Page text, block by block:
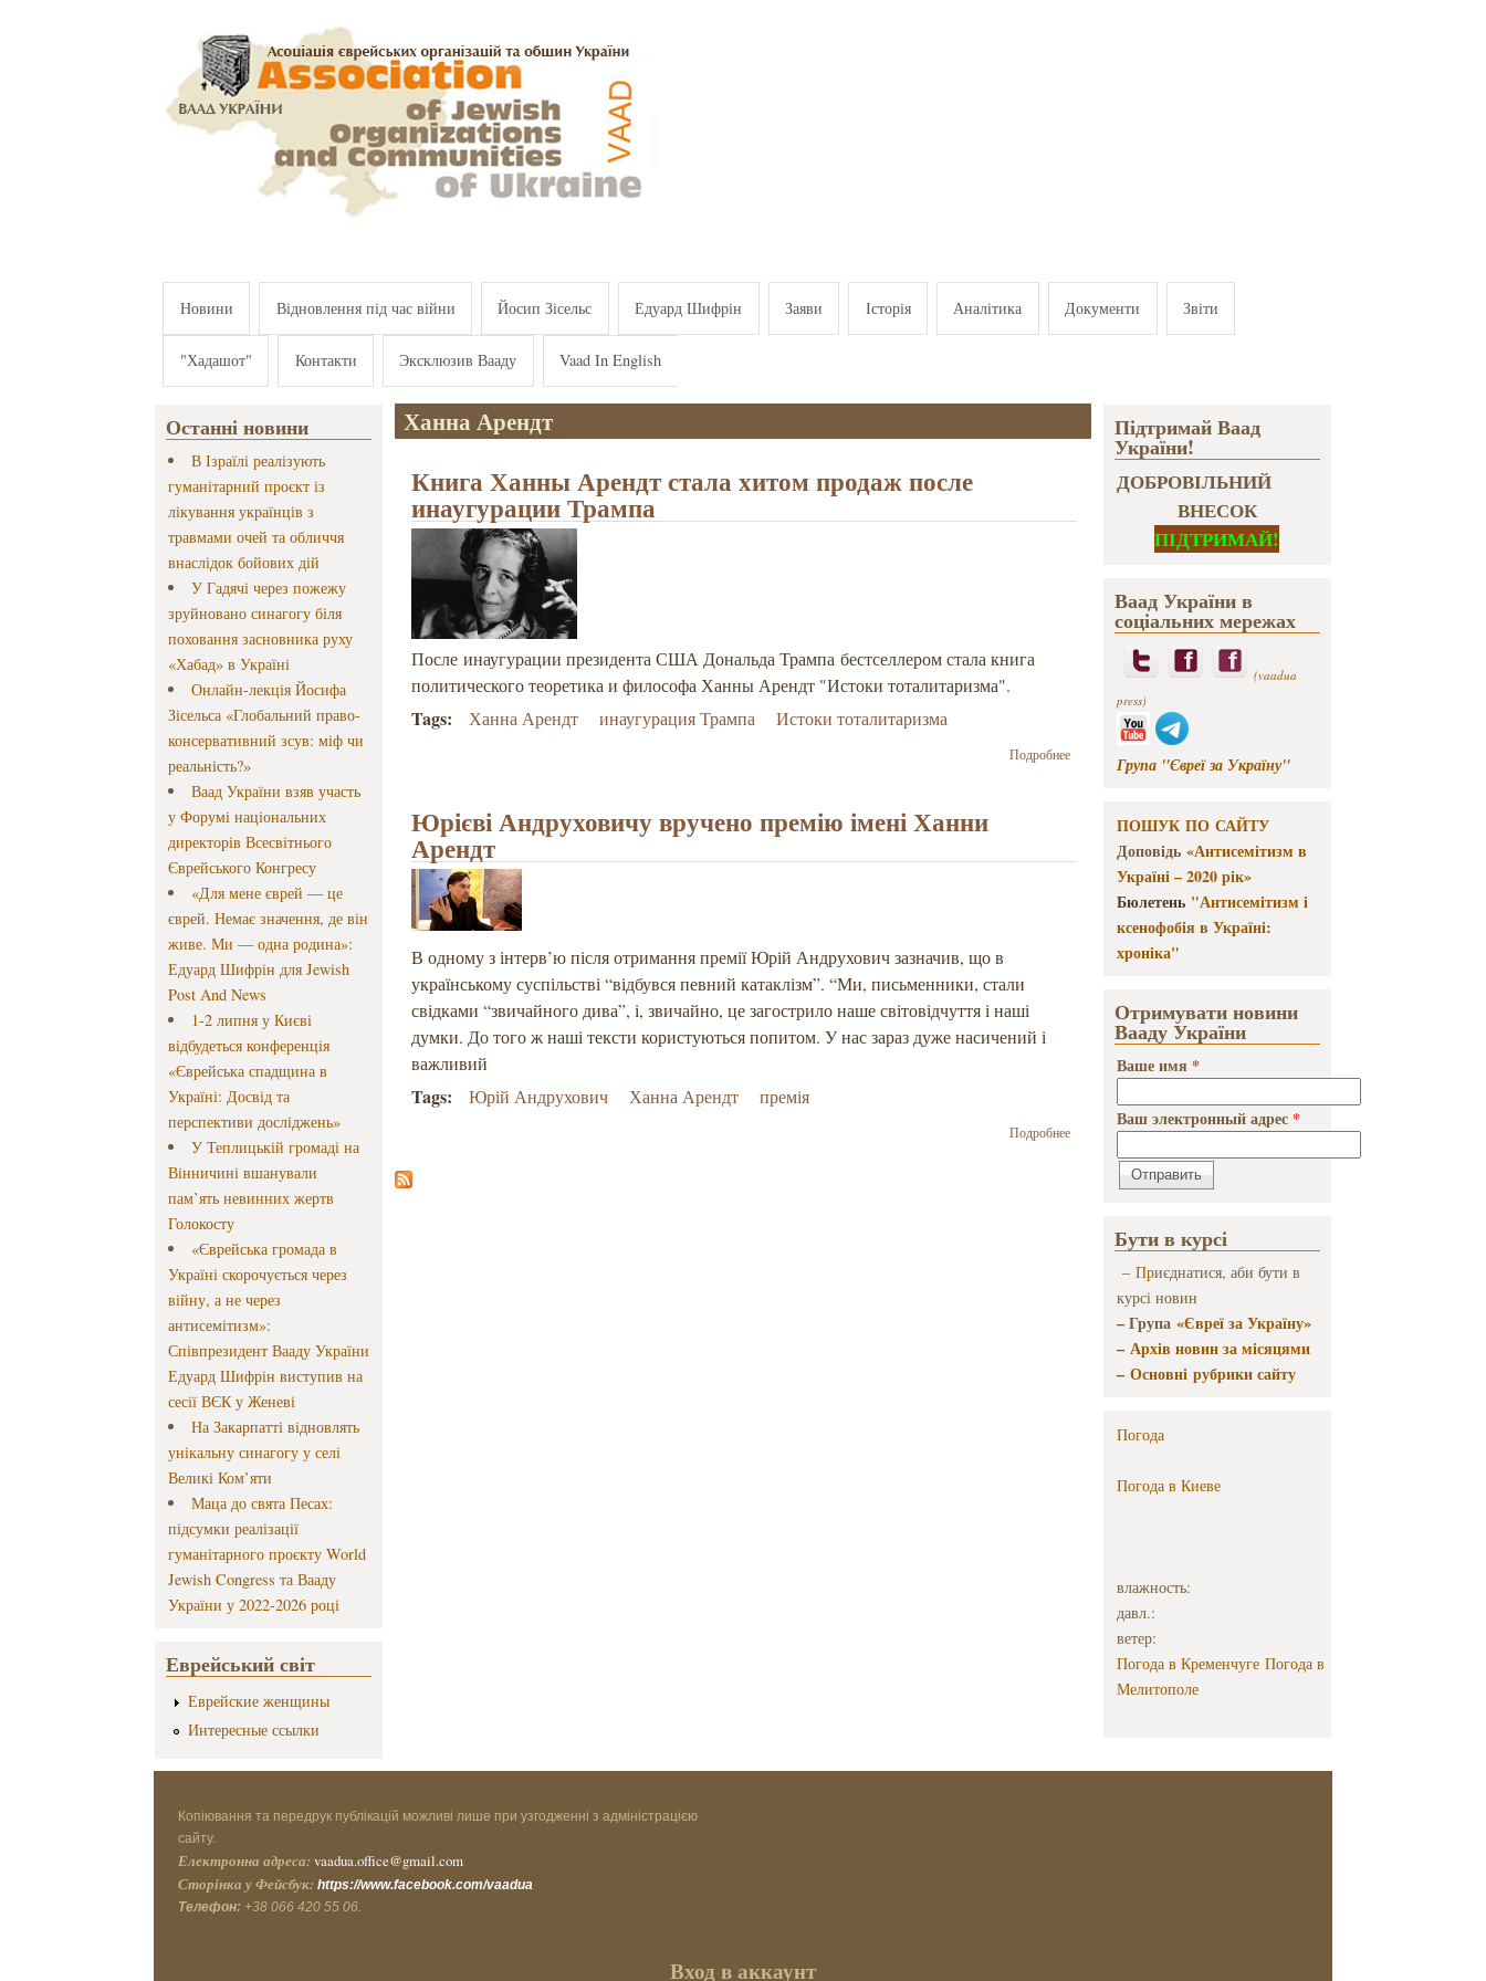
Новини Відновлення під час війни Йосип Зісельс Едуард Шифрін Заяви Історія Аналітика Документи Звіти
"Хадашот" Контакти Эксклюзив Вааду Vaad In English
Останні новини
В Ізраїлі реалізують
гуманітарний проєкт із
лікування українців з
травмами очей та обличчя
внаслідок бойових дій
У Гадячі через пожежу
зруйновано синагогу біля
поховання засновника руху
«Хабад» в Україні
Онлайн-лекція Йосифа
Зісельса «Глобальний право-
консервативний зсув: міф чи
реальність?»
Ваад України взяв участь
у Форумі національних
директорів Всесвітнього
Єврейського Конгресу
«Для мене єврей — це
єврей. Немає значення, де він
живе. Ми — одна родина»:
Едуард Шифрін для Jewish
Post And News
1-2 липня у Києві
відбудеться конференція
«Єврейська спадщина в
Україні: Досвід та
перспективи досліджень»
У Теплицькій громаді на
Вінничині вшанували
пам’ять невинних жертв
Голокосту
«Єврейська громада в
Україні скорочується через
війну, а не через
антисемітизм»:
Співпрезидент Вааду України
Едуард Шифрін виступив на
сесії ВЄК у Женеві
На Закарпатті відновлять
унікальну синагогу у селі
Великі Ком’яти
Маца до свята Песах:
підсумки реалізації
гуманітарного проєкту World
Jewish Congress та Вааду
України у 2022-2026 році
Еврейський світ
Еврейские женщины
Интересные ссылки
Ханна Арендт
Книга Ханны Арендт стала хитом продаж после
инаугурации Трампа
После инаугурации президента США Дональда Трампа бестселлером стала книга
политического теоретика и философа Ханны Арендт "Истоки тоталитаризма".
Tags: Ханна Арендт инаугурация Трампа Истоки тоталитаризма
Подробнеео Книга
инаугурации
Юрієві Андруховичу вручено премію імені Ханни
Арендт
В одному з інтерв’ю після отримання премії Юрій Андрухович зазначив, що в
українському суспільстві “відбувся певний катаклізм”. “Ми, письменники, стали
свідками “звичайного дива”, і, звичайно, це загострило наше світовідчуття і наші
думки. До того ж наші тексти користуються попитом. У нас зараз дуже насичений і
важливий
Tags: Юрій Андрухович Ханна Арендт премія
Подробнеео Юрієві
премію імені
Підтримай Ваад
України!
ДОБРОВІЛЬНИЙ
ВНЕСОК
ПІДТРИМАЙ!
Ваад України в
соціальних мережах
(vaadua
press)
Група "Євреї за Україну"
ПОШУК ПО САЙТУ
Доповідь «Антисемітизм в
Україні – 2020 рік»
Бюлетень "Антисемітизм і
ксенофобія в Україні:
хроніка"
Отримувати новини
Вааду України
Ваше имя *
Ваш электронный адрес *
Бути в курсі
– Приєднатися, аби бути в
курсі новин
– Група «Євреї за Україну»
–Архів новин за місяцями
–Основні рубрики сайту
Погода
Погода в Киеве
влажность:
давл.:
ветер:
Погода в Кременчуге Погода в
Мелитополе
Копіювання та передрук публікацій можливі лише при узгодженні з адміністрацією
сайту.
Електронна адреса: vaadua.office@gmail.com
Сторінка у Фейсбук: https://www.facebook.com/vaadua
Телефон: +38 066 420 55 06.
Вход в аккаунт